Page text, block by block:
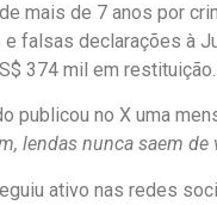
mais de 7 anos por
falsas declarações à
374 mil em restituição.
publicou no X uma
lendas nunca saem de
ativo nas redes